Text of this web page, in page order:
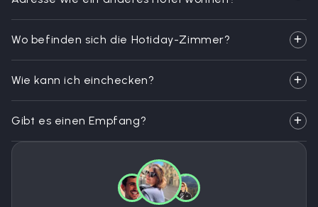
Wo befinden sich die Hotiday-Zimmer?
Wie kann ich einchecken?
Gibt es einen Empfang?